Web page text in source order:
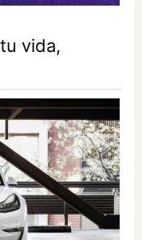
vida,